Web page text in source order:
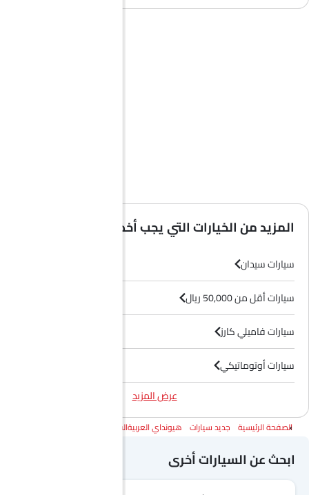
المزيد من الخيارات التي يجب أخذها في الاعتبار
سيارات سيدان
سيارات أقل من 50,000 ريال
سيارات فاميلي كارز
سيارات أوتوماتيكي
عرض المزيد
الصفحة الرئيسية جديد سيارات هيونداي العربيةالسعودية
ابحث عن السيارات أخرى